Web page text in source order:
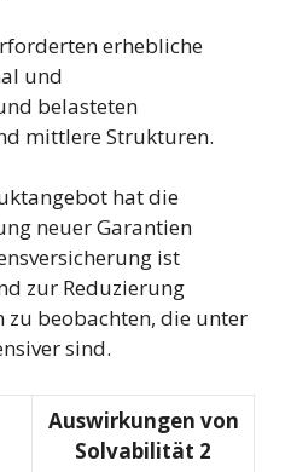
erhebliche
und
belasteten
mittlere Strukturen.
hat die
neuer Garantien
ist
zur Reduzierung
beobachten, die unter
sind.
Auswirkungen von
Solvabilität 2